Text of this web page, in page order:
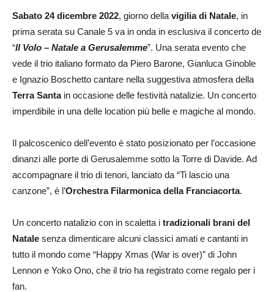
Sabato 24 dicembre 2022, giorno della vigilia di Natale, in
prima serata su Canale 5 va in onda in esclusiva il concerto de
“Il Volo – Natale a Gerusalemme”. Una serata evento che
vede il trio italiano formato da Piero Barone, Gianluca Ginoble
e Ignazio Boschetto cantare nella suggestiva atmosfera della
Terra Santain occasione delle festività natalizie. Un concerto
imperdibile in una delle location più belle e magiche al mondo.
Il palcoscenico dell’evento è stato posizionato per l’occasione
dinanzi alle porte di Gerusalemme sotto la Torre di Davide. Ad
accompagnare il trio di tenori, lanciato da “Ti lascio una
canzone”, è l’Orchestra Filarmonica della Franciacorta.
Un concerto natalizio con in scaletta i tradizionali brani del
Natale senza dimenticare alcuni classici amati e cantanti in
tutto il mondo come “Happy Xmas (War is over)” di John
Lennon e Yoko Ono, che il trio ha registrato come regalo per i
fan.